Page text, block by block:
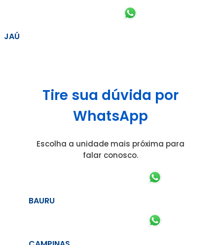
JAÚ
Tire sua dúvida por
WhatsApp
Escolha a unidade mais próxima para
falar conosco.
BAURU